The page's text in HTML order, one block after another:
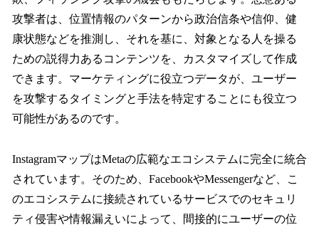
攻撃者は、位置情報のパターンから政治信条や信仰、健
康状態などを推測し、それを基に、対象となる人を操る
ための説得力あるコンテンツを、カスタマイズして作成
できます。マーケティングに役立つデータが、ユーザー
を攻撃するタイミングと手法を特定することにも役立つ
可能性があるのです。
InstagramマップはMetaの広範なエコシステムに完全に統合
されています。そのため、FacebookやMessengerなど、こ
のエコシステムに接続されているサービスでのセキュリ
ティ侵害や情報漏えいによって、間接的にユーザーの位